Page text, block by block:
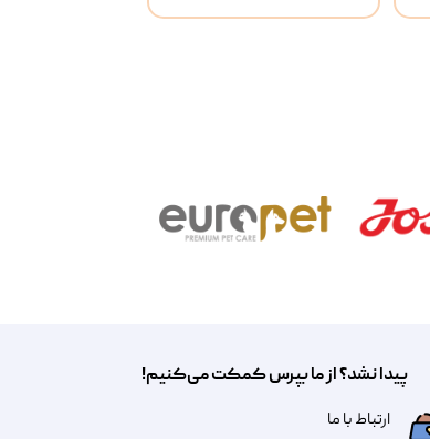
پیدا نشد؟ از ما بپرس کمکت می‌کنیم!
​​​ارتباط با ما